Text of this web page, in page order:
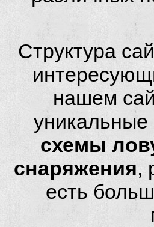
Структура
нашем
уникальные
схемы
снаряжения,
есть